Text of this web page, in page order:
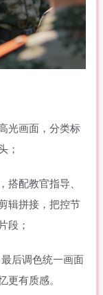
光画面，分类标
；
配教官指导、
辑拼接，把控节
段；
后调色统一画面
有质感。